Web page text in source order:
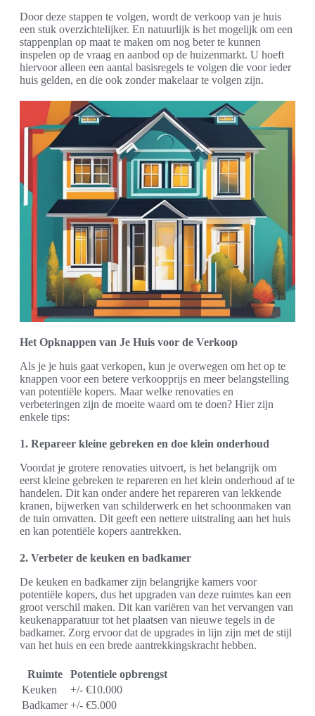
Door deze stappen te volgen, wordt de verkoop van je huis
een stuk overzichtelijker. En natuurlijk is het mogelijk om een
stappenplan op maat te maken om nog beter te kunnen
inspelen op de vraag en aanbod op de huizenmarkt. U hoeft
hiervoor alleen een aantal basisregels te volgen die voor ieder
huis gelden, en die ook zonder makelaar te volgen zijn.
Het Opknappen van Je Huis voor de Verkoop
Als je je huis gaat verkopen, kun je overwegen om het op te
knappen voor een betere verkoopprijs en meer belangstelling
van potentiële kopers. Maar welke renovaties en
verbeteringen zijn de moeite waard om te doen? Hier zijn
enkele tips:
1. Repareer kleine gebreken en doe klein onderhoud
Voordat je grotere renovaties uitvoert, is het belangrijk om
eerst kleine gebreken te repareren en het klein onderhoud af te
handelen. Dit kan onder andere het repareren van lekkende
kranen, bijwerken van schilderwerk en het schoonmaken van
de tuin omvatten. Dit geeft een nettere uitstraling aan het huis
en kan potentiële kopers aantrekken.
2. Verbeter de keuken en badkamer
De keuken en badkamer zijn belangrijke kamers voor
potentiële kopers, dus het upgraden van deze ruimtes kan een
groot verschil maken. Dit kan variëren van het vervangen van
keukenapparatuur tot het plaatsen van nieuwe tegels in de
badkamer. Zorg ervoor dat de upgrades in lijn zijn met de stijl
van het huis en een brede aantrekkingskracht hebben.
Ruimte
Potentiele opbrengst
Keuken
+/- €10.000
Badkamer +/- €5.000